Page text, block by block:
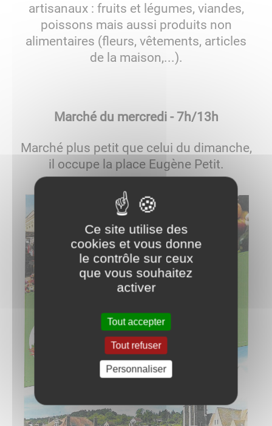
artisanaux : fruits et légumes, viandes,
poissons mais aussi produits non
alimentaires (fleurs, vêtements, articles
de la maison,...).
Marché du mercredi - 7h/13h
Marché plus petit que celui du dimanche,
il occupe la place Eugène Petit.
Ce site utilise des
cookies et vous donne
le contrôle sur ceux
que vous souhaitez
activer
Tout accepter
Tout refuser
Personnaliser